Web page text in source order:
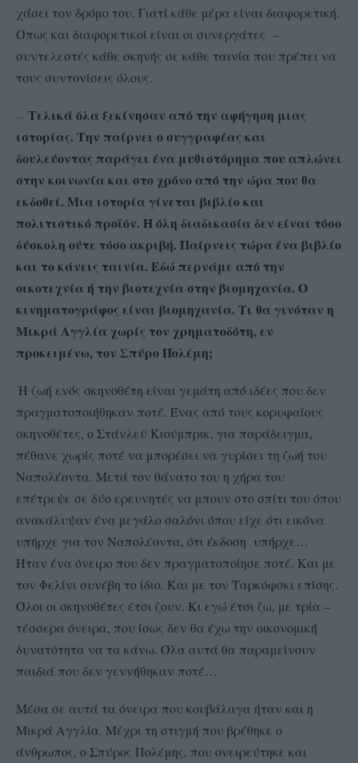
χάσει τον δρόμο του. Γιατί κάθε μέρα είναι διαφορετική.
Όπως και διαφορετικοί είναι οι συνεργάτες –
συντελεστές κάθε σκηνής σε κάθε ταινία που πρέπει να
τους συντονίσεις όλους.
— Τελικά όλα ξεκίνησαν από την αφήγηση μιας
ιστορίας. Την παίρνει ο συγγραφέας και
δουλεύοντας παράγει ένα μυθιστόρημα που απλώνει
στην κοινωνία και στο χρόνο από την ώρα που θα
εκδοθεί. Μια ιστορία γίνεται βιβλίο και
πολιτιστικό προϊόν. Η όλη διαδικασία δεν είναι τόσο
δύσκολη ούτε τόσο ακριβή. Παίρνεις τώρα ένα βιβλίο
και το κάνεις ταινία. Εδώ περνάμε από την
οικοτεχνία ή την βιοτεχνία στην βιομηχανία. Ο
κινηματογράφος είναι βιομηχανία. Τι θα γινόταν η
Μικρά Αγγλία χωρίς τον χρηματοδότη, εν
προκειμένω, τον Σπύρο Πολέμη;
ζωή ενός σκηνοθέτη είναι γεμάτη από ιδέες που δεν
πραγματοποιήθηκαν ποτέ. Ένας από τους κορυφαίους
σκηνοθέτες, ο Στάνλεϋ Κιούμπρικ, για παράδειγμα,
πέθανε χωρίς ποτέ να μπορέσει να γυρίσει τη ζωή του
Ναπολέοντα. Μετά τον θάνατο του η χήρα του
επέτρεψε σε δύο ερευνητές να μπουν στο σπίτι του όπου
ανακάλυψαν ένα μεγάλο σαλόνι όπου είχε ότι εικόνα
υπήρχε για τον Ναπολέοντα, ότι έκδοση υπήρχε…
Ήταν ένα όνειρο που δεν πραγματοποίησε ποτέ. Και με
τον Φελίνι συνέβη το ίδιο. Και με τον Ταρκόφσκι επίσης.
Όλοι οι σκηνοθέτες έτσι ζουν. Κι εγώ έτσι ζω, με τρία –
τέσσερα όνειρα, που ίσως δεν θα έχω την οικονομική
δυνατότητα να τα κάνω. Όλα αυτά θα παραμείνουν
παιδιά που δεν γεννήθηκαν ποτέ…
Μέσα σε αυτά τα όνειρα που κουβάλαγα ήταν και η
Μικρά Αγγλία. Μέχρι τη στιγμή που βρέθηκε ο
άνθρωπος, ο Σπύρος Πολέμης, που ονειρεύτηκε και